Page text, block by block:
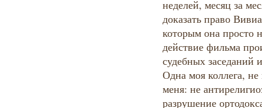
неделей, месяц за
доказать право
которым она просто
действие фильма
судебных заседаний
Одна моя коллега,
меня: не
разрушение